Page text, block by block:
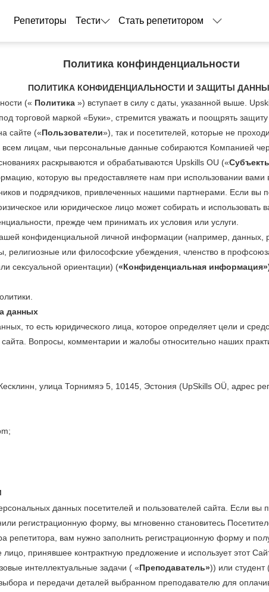
Репетиторы Тести Стать репетитором
Политика конфинденциальности
ПОЛИТИКА КОНФИДЕНЦИАЛЬНОСТИ И ЗАЩИТЫ
(« Политика ») вступает в силу с даты, указанной выше.
торговой маркой «Буки», стремится уважать и поощрять
сайте («Пользователи»), так и посетителей, которые не
лицам, чьи персональные данные собираются Компанией
раскрываются и обрабатываются Upskills OU («
которую вы предоставляете нам при использовании вами
и подрядчиков, привлеченных нашими партнерами. Если вы
или юридическое лицо может собирать и
прежде чем принимать их условия или услуги.
конфиденциальной личной информации (например, данных,
религиозные или философские убеждения, членство в
сексуальной ориентации) («Конфиденциальная
данных
то есть юридического лица, которое определяет цели и
сайта. Вопросы, комментарии и жалобы относительно наших
улица Торнимяэ 5, 10145, Эстония (UpSkills OÜ, адрес
;
данных посетителей и пользователей сайта. Если вы
регистрационную форму, вы мгновенно становитесь
репетитора, вам нужно заполнить регистрационную форму и
принявшее контрактную предложение и использует этот
интеллектуальные задачи ( «Преподаватель»)) или студент
и передачи деталей выбранном преподавателю для